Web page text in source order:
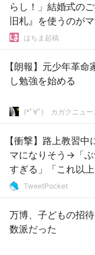
らし！」結婚式の
旧札』を使うのが
ｗ はちま起稿
【朗報】元少年革
し勉強を始める
(*ﾟ∀ﾟ)ゞカガクニュー
【衝撃】路上教習
マになりそう→「
すぎる」「これ以上
TweetPocket
万博、子どもの招
数派だった